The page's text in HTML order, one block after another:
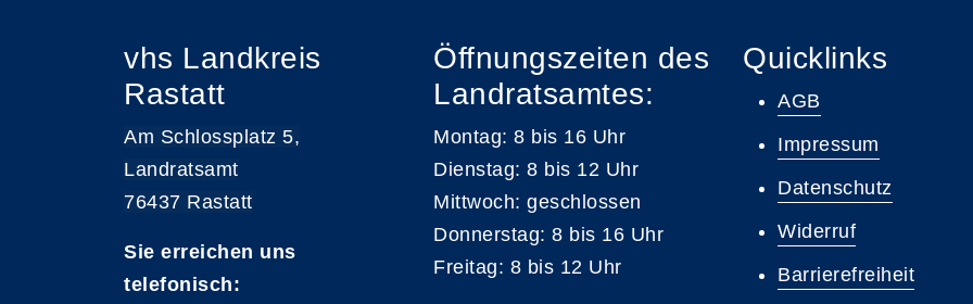
vhs Landkreis
Rastatt
Am Schlossplatz 5,
Landratsamt
76437 Rastatt
Sie erreichen uns
telefonisch:
Öffnungszeiten des
Landratsamtes:
Montag: 8 bis 16 Uhr
Dienstag: 8 bis 12 Uhr
Mittwoch: geschlossen
Donnerstag: 8 bis 16 Uhr
Freitag: 8 bis 12 Uhr
Quicklinks
AGB
Impressum
Datenschutz
Widerruf
Barrierefreiheit